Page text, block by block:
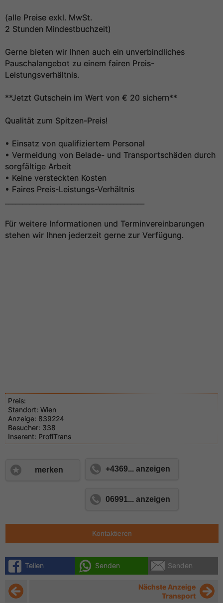
(alle Preise exkl. MwSt.
2 Stunden Mindestbuchzeit)
Gerne bieten wir Ihnen auch ein unverbindliches
Pauschalangebot zu einem fairen Preis-
Leistungsverhältnis.
**Jetzt Gutschein im Wert von € 20 sichern**
Qualität zum Spitzen-Preis!
• Einsatz von qualifiziertem Personal
• Vermeidung von Belade- und Transportschäden durch
sorgfältige Arbeit
• Keine versteckten Kosten
• Faires Preis-Leistungs-Verhältnis
Für weitere Informationen und Terminvereinbarungen
stehen wir Ihnen jederzeit gerne zur Verfügung.
Preis:
Standort: Wien
Anzeige: 839224
Besucher: 338
Inserent: ProfiTrans
merken +4369... anzeigen
06991... anzeigen
Kontaktieren
Teilen Senden Senden
Nächste Anzeige
Transport